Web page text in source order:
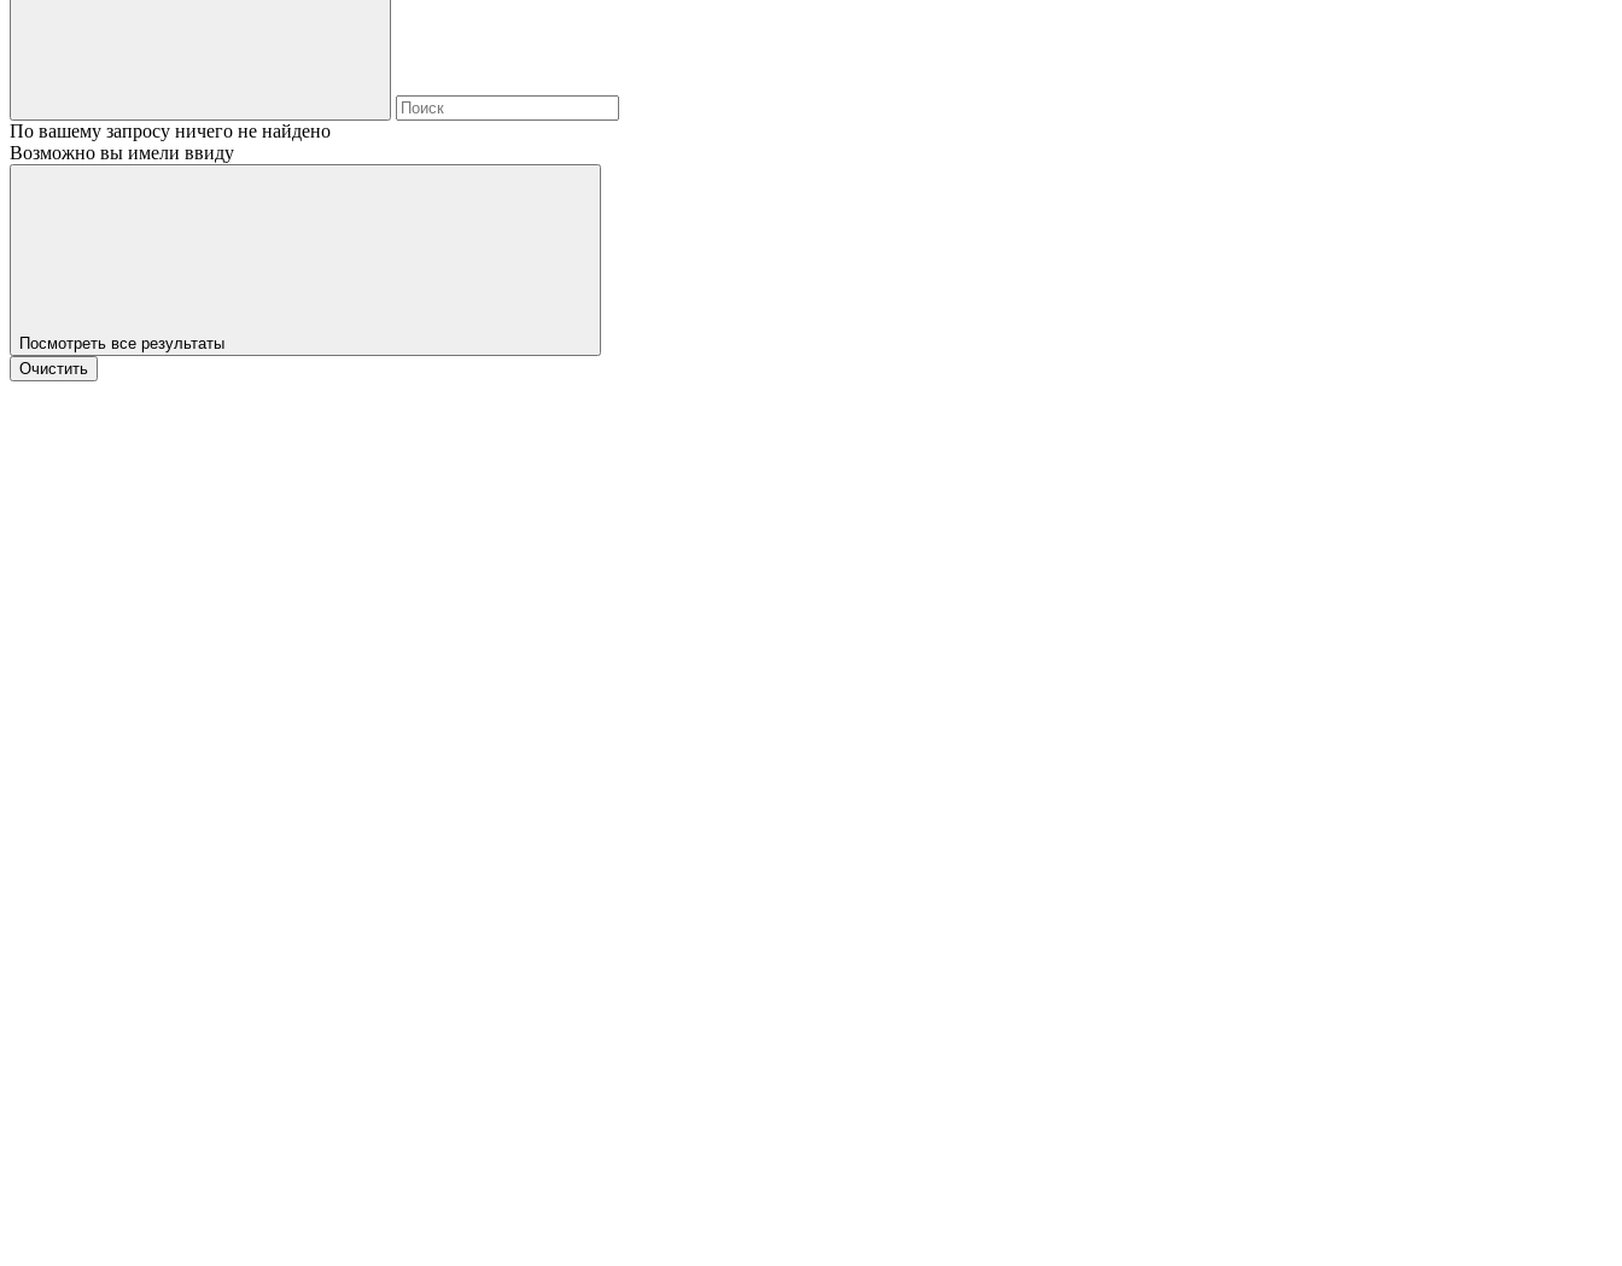
По вашему запросу ничего не найдено
Возможно вы имели ввиду
Посмотреть все результаты
Очистить